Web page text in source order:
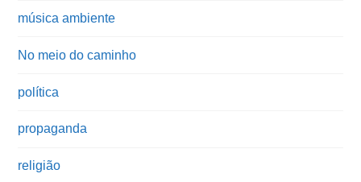
música ambiente
No meio do caminho
política
propaganda
religião